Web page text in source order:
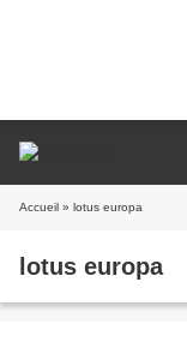
Accueil » lotus europa
lotus europa